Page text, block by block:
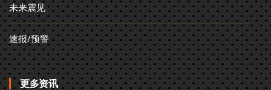
未来震见
速报/预警
更多资讯